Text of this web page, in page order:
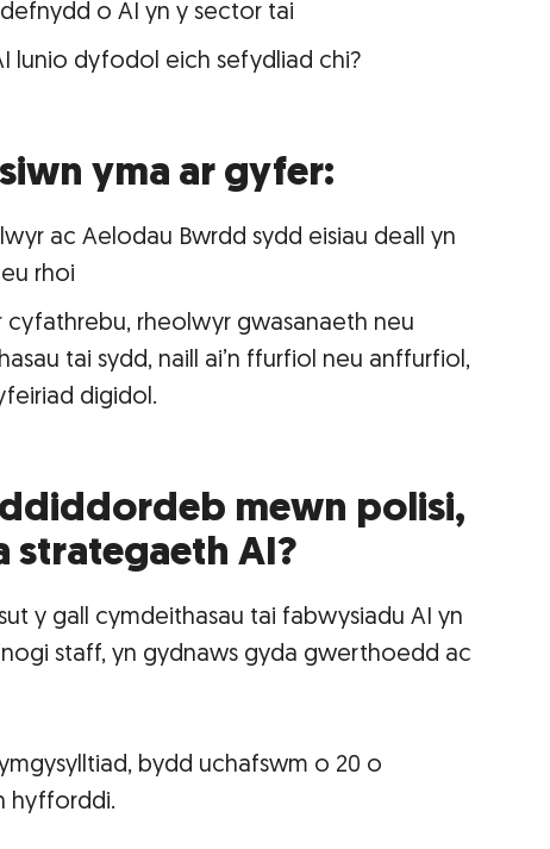
o AI yn y sector tai
lunio dyfodol eich sefydliad chi?
yma ar gyfer:
ac Aelodau Bwrdd sydd eisiau deall yn
rhoi
rheolwyr gwasanaeth neu
tai sydd, naill ai’n ffurfiol neu anffurfiol,
digidol.
mewn polisi,
AI?
y gall cymdeithasau tai fabwysiadu AI yn
staff, yn gydnaws gyda gwerthoedd ac
bydd uchafswm o 20 o
hyfforddi.